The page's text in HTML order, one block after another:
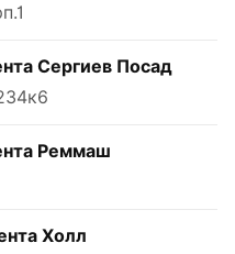
Сергиев Посад
Реммаш
Холл